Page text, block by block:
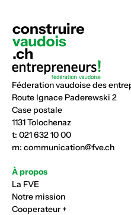
Féderation vaudoise des
Route Ignace Paderewski 2
Case postale
1131 Tolochenaz
t: 021 632 10 00
m: communication@fve.ch
À propos
La FVE
Notre mission
Cooperateur +